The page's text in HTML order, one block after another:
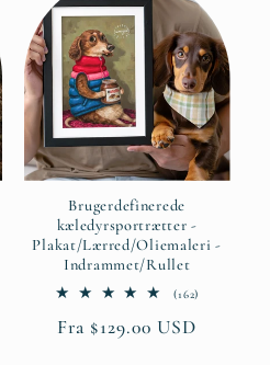
Brugerdefinerede
kæledyrsportrætter -
Plakat/Lærred/Oliemaleri -
Indrammet/Rullet
(162)
Normalpris
Fra $129.00 USD